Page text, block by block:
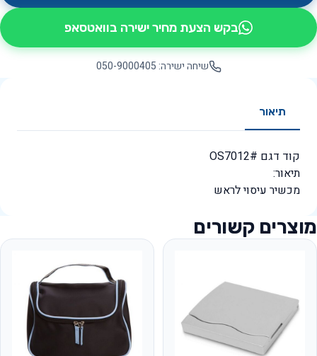
בקש הצעת מחיר ישירה בוואטסאפ
שיחה ישירה: 050-9000405
תיאור
קוד דגם #OS7012
תיאור:
מכשיר עיסוי לראש
מוצרים קשורים